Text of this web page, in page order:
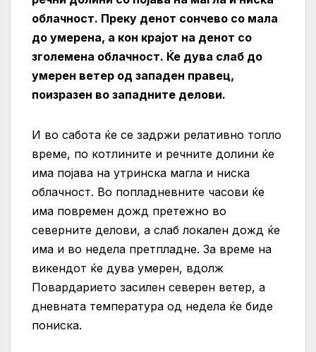
облачност. Преку денот сончево со мала
до умерена, а кон крајот на денот со
зголемена облачност. Ќе дува слаб до
умерен ветер од западен правец,
поизразен во западните делови.
И во сабота ќе се задржи релативно топло
време, по котлините и речните долини ќе
има појава на утринска магла и ниска
облачност. Во попладневните часови ќе
има повремен дожд претежно во
северните делови, а слаб локален дожд ќе
има и во недела претпладне. За време на
викендот ќе дува умерен, вдолж
Повардарието засилен северен ветер, а
дневната температура од недела ќе биде
пониска.